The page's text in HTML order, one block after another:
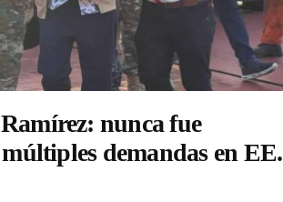
nunca fue
demandas en EE.